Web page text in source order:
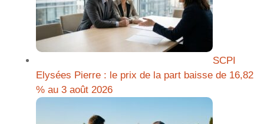
SCPI
Elysées Pierre : le prix de la part baisse de 16,82
% au 3 août 2026